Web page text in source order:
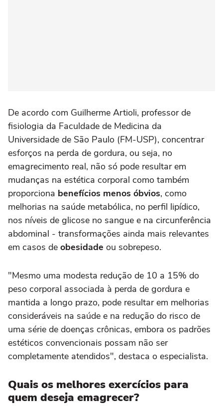
De acordo com Guilherme Artioli, professor de
fisiologia da Faculdade de Medicina da
Universidade de São Paulo (FM-USP), concentrar
esforços na perda de gordura, ou seja, no
emagrecimento real, não só pode resultar em
mudanças na estética corporal como também
proporciona benefícios menos óbvios, como
melhorias na saúde metabólica, no perfil lipídico,
nos níveis de glicose no sangue e na circunferência
abdominal - transformações ainda mais relevantes
em casos de obesidade ou sobrepeso.
"Mesmo uma modesta redução de 10 a 15% do
peso corporal associada à perda de gordura e
mantida a longo prazo, pode resultar em melhorias
consideráveis na saúde e na redução do risco de
uma série de doenças crônicas, embora os padrões
estéticos convencionais possam não ser
completamente atendidos", destaca o especialista.
Quais os melhores exercícios para
quem deseja emagrecer?